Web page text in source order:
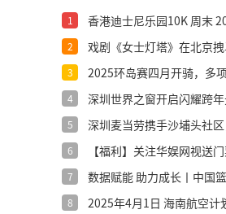
1 香港迪士尼乐园10K 周末
2
戏剧《女士灯塔》在北京
3
2025环岛赛四月开骑，多
4
深圳世界之窗开启闪耀跨
5
深圳麦当劳携手沙埔头社
6
【福利】关注华娱网视送
7
数据赋能 助力成长丨中国
8
2025年4月1日 海南航空计